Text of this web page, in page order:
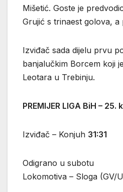
Mišetić. Goste je
Grujić s trinaest golova, a
Izviđač sada dijelu prvu
banjalučkim Borcem koji
Leotara u Trebinju.
PREMIJER LIGA BiH – 25.
Izviđač – Konjuh 31:31
Odigrano u subotu
Lokomotiva – Sloga (GV/